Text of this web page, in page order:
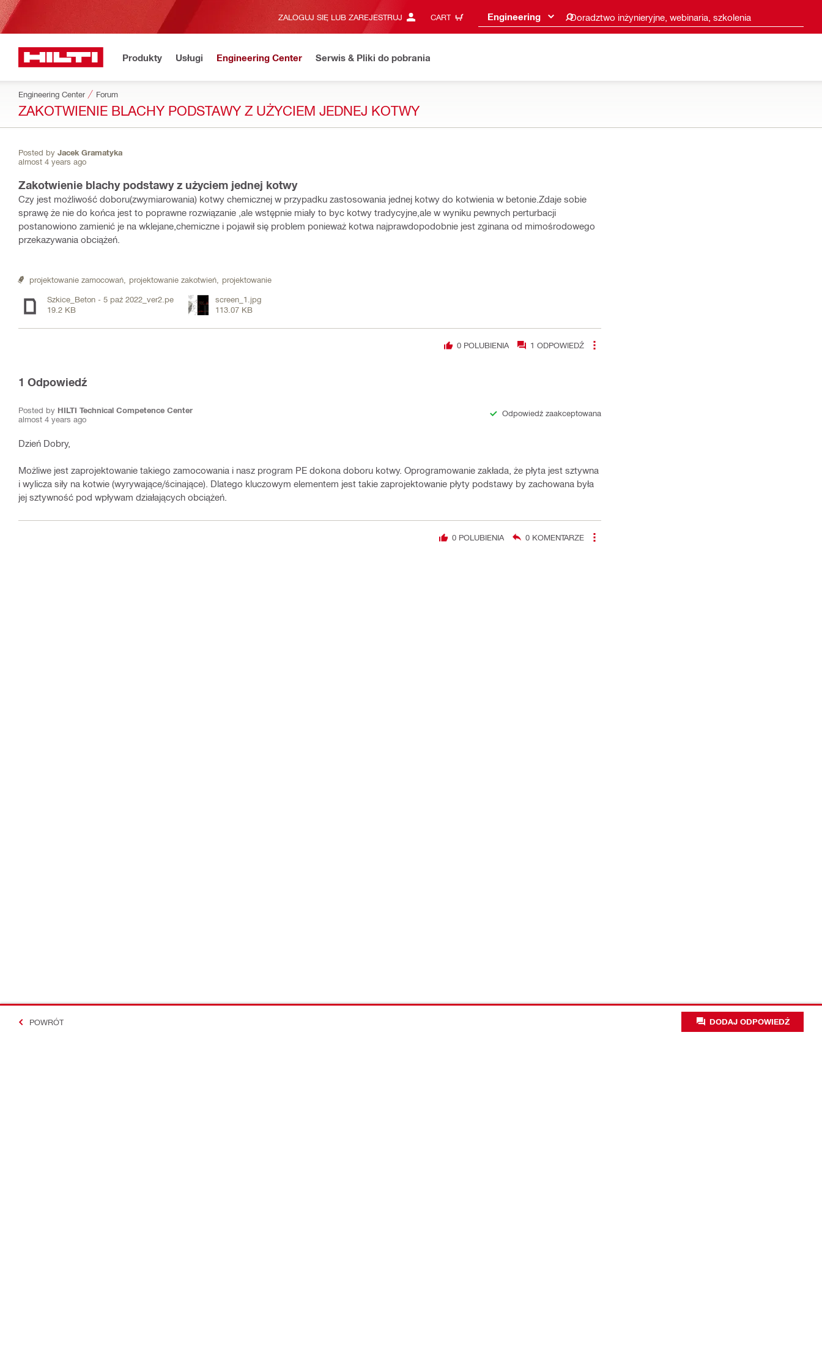
ZALOGUJ SIĘ LUB ZAREJESTRUJ CART Engineering Doradztwo inżynieryjne, webinaria, szkolenia
Produkty Usługi Engineering Center Serwis & Pliki do pobrania
Engineering Center Forum
ZAKOTWIENIE BLACHY PODSTAWY Z UŻYCIEM JEDNEJ KOTWY
Posted by Jacek Gramatyka
almost 4 years ago
Zakotwienie blachy podstawy z użyciem jednej kotwy
Czy jest możliwość doboru(zwymiarowania) kotwy chemicznej w przypadku zastosowania jednej kotwy do kotwienia w betonie.Zdaje sobie
sprawę że nie do końca jest to poprawne rozwiązanie ,ale wstępnie miały to byc kotwy tradycyjne,ale w wyniku pewnych perturbacji
postanowiono zamienić je na wklejane,chemiczne i pojawił się problem ponieważ kotwa najprawdopodobnie jest zginana od mimośrodowego
przekazywania obciążeń.
projektowanie zamocowań, projektowanie zakotwień, projektowanie
Szkice_Beton - 5 paź 2022_ver2.pe
19.2 KB
screen_1.jpg
113.07 KB
0POLUBIENIA 1 ODPOWIEDŹ
1 Odpowiedź
Posted by HILTI Technical Competence Center
almost 4 years ago
Odpowiedź zaakceptowana
Dzień Dobry,
Możliwe jest zaprojektowanie takiego zamocowania i nasz program PE dokona doboru kotwy. Oprogramowanie zakłada, że płyta jest sztywna
i wylicza siły na kotwie (wyrywające/ścinające). Dlatego kluczowym elementem jest takie zaprojektowanie płyty podstawy by zachowana była
jej sztywność pod wpływam działających obciążeń.
0POLUBIENIA 0 KOMENTARZE
POWRÓT DODAJ ODPOWIEDŹ